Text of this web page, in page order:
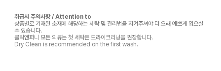
취급시 주의사항 / Attention to
상품별로 기재된 소재에 해당하는 세탁 및 관리법을 지켜주셔야 더 오래 예쁘게 입으실
수 있습니다.
클릭앤퍼니 모든 의류는 첫 세탁은 드라이크리닝을 권장합니다.
Dry Clean is recommended on the first wash.